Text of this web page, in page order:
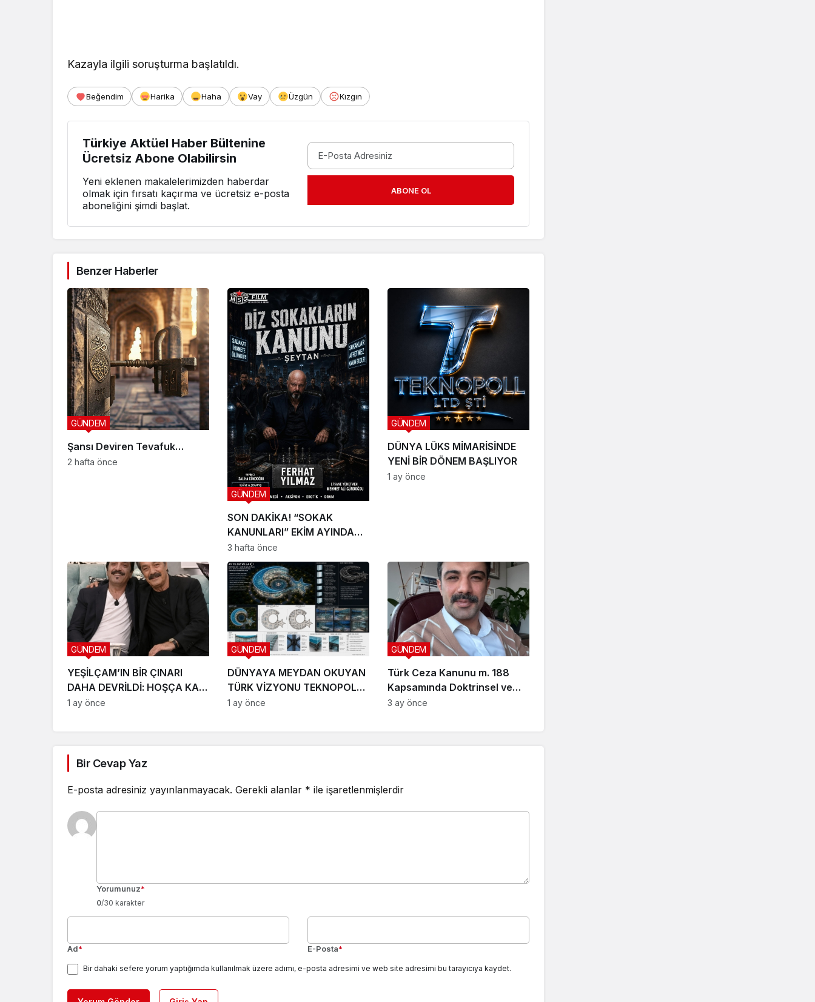
Kazayla ilgili soruşturma başlatıldı.
Beğendim Harika Haha Vay Üzgün Kızgın
Türkiye Aktüel Haber Bültenine
Ücretsiz Abone Olabilirsin
Yeni eklenen makalelerimizden haberdar
olmak için fırsatı kaçırma ve ücretsiz e-posta
aboneliğini şimdi başlat.
ABONE OL
Benzer Haberler
Şansı Deviren Tevafuk…
GÜNDEM
2 hafta önce
SON DAKİKA! “SOKAK
KANUNLARI” EKİM AYINDA
SETE ÇIKIYOR
GÜNDEM
3 hafta önce
DÜNYA LÜKS MİMARİSİNDE
YENİ BİR DÖNEM BAŞLIYOR
GÜNDEM
1 ay önce
YEŞİLÇAM’IN BİR ÇINARI
DAHA DEVRİLDİ: HOŞÇA KAL
CANIM ARKADAŞIM KADİR
GÜNDEM
1 ay önce
DÜNYAYA MEYDAN OKUYAN
TÜRK VİZYONU TEKNOPOLL
LTD. ŞTİ. ÜÇ DEV PROJEYLE
GÜNDEM
1 ay önce
Türk Ceza Kanunu m. 188
Kapsamında Doktrinsel ve
Yargısal İnceleme
GÜNDEM
3 ay önce
Bir Cevap Yaz
E-posta adresiniz yayınlanmayacak. Gerekli alanlar * ile işaretlenmişlerdir
Yorumunuz*
0/30 karakter
Ad* E-Posta*
Bir dahaki sefere yorum yaptığımda kullanılmak üzere adımı, e-posta adresimi ve web site adresimi bu tarayıcıya kaydet.